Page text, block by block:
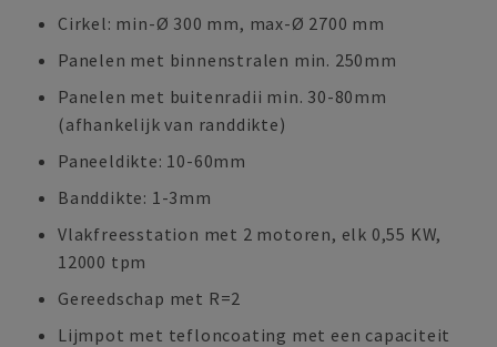
Cirkel: min-Ø 300 mm, max-Ø 2700 mm
Panelen met binnenstralen min. 250mm
Panelen met buitenradii min. 30-80mm
(afhankelijk van randdikte)
Paneeldikte: 10-60mm
Banddikte: 1-3mm
Vlakfreesstation met 2 motoren, elk 0,55 KW,
12000 tpm
Gereedschap met R=2
Lijmpot met tefloncoating met een capaciteit